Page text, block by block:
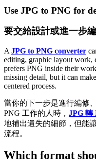
Use JPG to PNG for
要交給設計或進一步
A JPG to PNG converter
editing, graphic layout work,
prefers PNG inside their
missing detail, but it can
centered process.
當你的下一步是進行編修
PNG 工作的人時， JPG 轉
地補出遺失的細節，但能
流程。
Which format